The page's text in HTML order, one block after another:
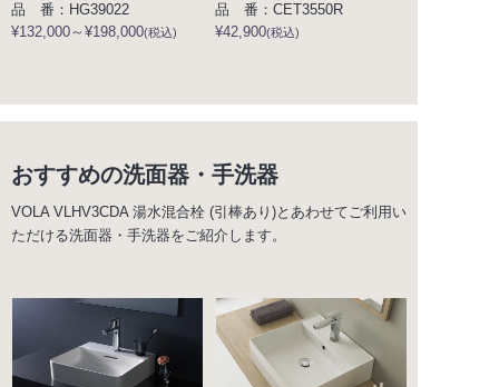
品 番：HG39022
¥132,000～¥198,000(税込)
品 番：CET3550R
¥42,900(税込)
おすすめの洗面器・手洗器
VOLA VLHV3CDA 湯水混合栓 (引棒あり)とあわせてご利用い
ただける洗面器・手洗器をご紹介します。